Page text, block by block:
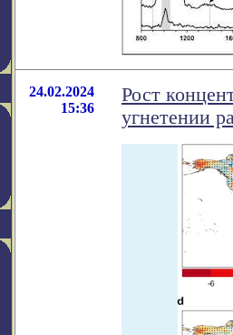
24.02.2024
15:36
Рост
угнетении